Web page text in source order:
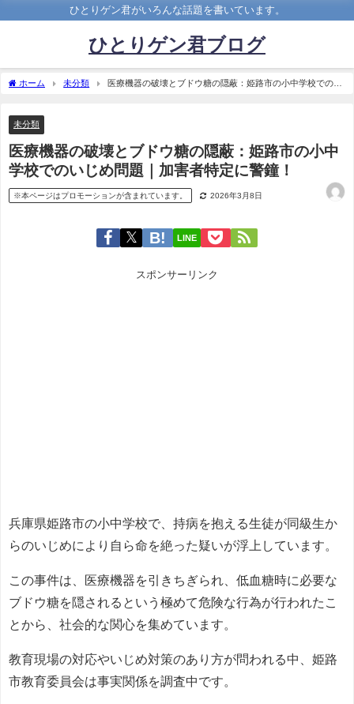
ひとりゲン君がいろんな話題を書いています。
ひとりゲン君ブログ
ホーム 未分類
医療機器の破壊とブドウ糖の隠蔽：姫路市の小中学校でのい
未分類
医療機器の破壊とブドウ糖の隠蔽：姫路市の小中
学校でのいじめ問題｜加害者特定に警鐘！
※本ページはプロモーションが含まれています。 2026年3月8日
LINE
スポンサーリンク
兵庫県姫路市の小中学校で、持病を抱える生徒が同級生か
らのいじめにより自ら命を絶った疑いが浮上しています。
この事件は、医療機器を引きちぎられ、低血糖時に必要な
ブドウ糖を隠されるという極めて危険な行為が行われたこ
とから、社会的な関心を集めています。
教育現場の対応やいじめ対策のあり方が問われる中、姫路
市教育委員会は事実関係を調査中です。